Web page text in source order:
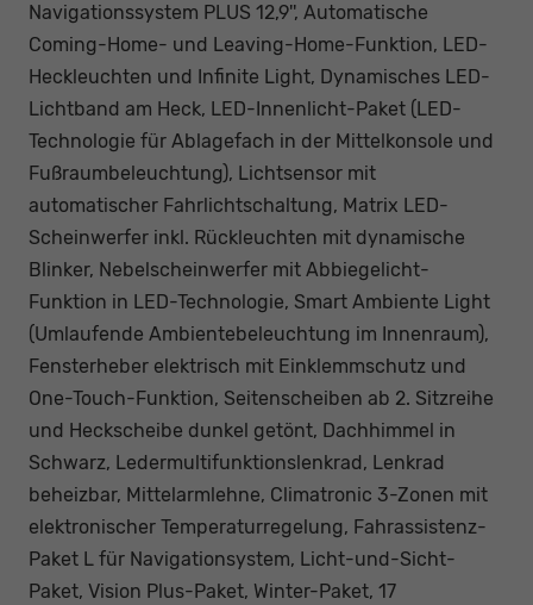
Navigationssystem PLUS 12,9'', Automatische
Coming-Home- und Leaving-Home-Funktion, LED-
Heckleuchten und Infinite Light, Dynamisches LED-
Lichtband am Heck, LED-Innenlicht-Paket (LED-
Technologie für Ablagefach in der Mittelkonsole und
Fußraumbeleuchtung), Lichtsensor mit
automatischer Fahrlichtschaltung, Matrix LED-
Scheinwerfer inkl. Rückleuchten mit dynamische
Blinker, Nebelscheinwerfer mit Abbiegelicht-
Funktion in LED-Technologie, Smart Ambiente Light
(Umlaufende Ambientebeleuchtung im Innenraum),
Fensterheber elektrisch mit Einklemmschutz und
One-Touch-Funktion, Seitenscheiben ab 2. Sitzreihe
und Heckscheibe dunkel getönt, Dachhimmel in
Schwarz, Ledermultifunktionslenkrad, Lenkrad
beheizbar, Mittelarmlehne, Climatronic 3-Zonen mit
elektronischer Temperaturregelung, Fahrassistenz-
Paket L für Navigationsystem, Licht-und-Sicht-
Paket, Vision Plus-Paket, Winter-Paket, 17